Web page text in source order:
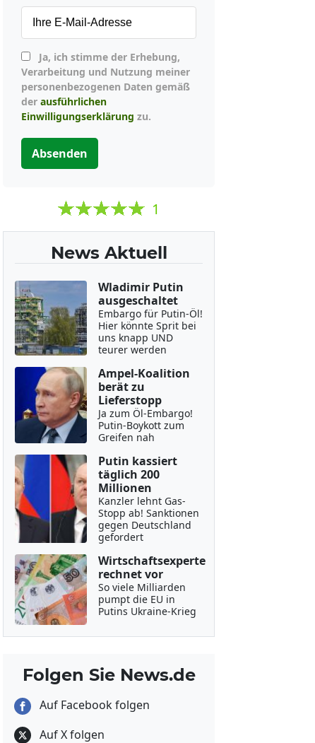
Verarbeitung und Nutzung meiner
personenbezogenen Daten gemäß
der ausführlichen
Einwilligungserklärung zu.
Absenden
1
News Aktuell
Wladimir Putin
ausgeschaltet
Embargo für Putin-Öl!
Hier könnte Sprit bei
uns knapp UND
teurer werden
Ampel-Koalition
berät zu
Lieferstopp
Ja zum Öl-Embargo!
Putin-Boykott zum
Greifen nah
Putin kassiert
täglich 200
Millionen
Kanzler lehnt Gas-
Stopp ab! Sanktionen
gegen Deutschland
gefordert
Wirtschaftsexperte
rechnet vor
So viele Milliarden
pumpt die EU in
Putins Ukraine-Krieg
Folgen Sie News.de
Auf Facebook folgen
Auf X folgen